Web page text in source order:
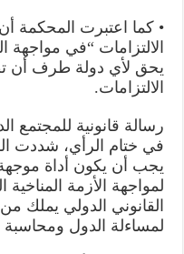
• كما اعتبرت المحكمة
يحق لأي دولة طرف أن
الالتزامات.
رسالة قانونية للمجتمع
في ختام الرأي، شددت
يجب أن يكون أداة
لمواجهة الأزمة المناخية
القانوني الدولي يملك
لمساءلة الدول